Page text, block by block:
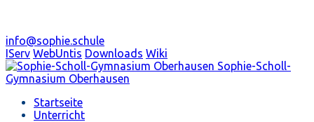
info@sophie.schule
IServ WebUntis Downloads Wiki
Sophie-Scholl-
Gymnasium Oberhausen
Startseite
Unterricht